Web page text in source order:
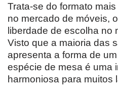
Trata-se do formato
no mercado de móveis,
liberdade de escolha no
Visto que a maioria das
apresenta a forma de
espécie de mesa é uma
harmoniosa para muitos